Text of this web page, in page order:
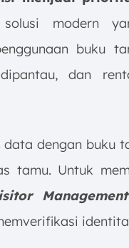
modern
buku
dan
dengan buku
tamu. Untuk